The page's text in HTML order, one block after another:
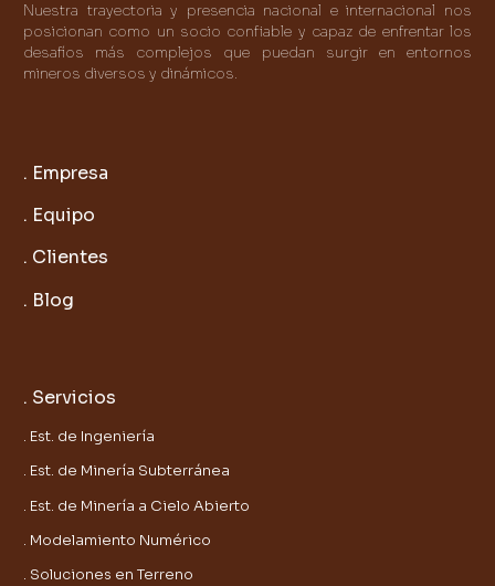
Nuestra trayectoria y presencia nacional e internacional nos
posicionan como un socio confiable y capaz de enfrentar los
desafíos más complejos que puedan surgir en entornos
mineros diversos y dinámicos.
. Empresa
. Equipo
. Clientes
. Blog
. Servicios
. Est. de Ingeniería
. Est. de Minería Subterránea
. Est. de Minería a Cielo Abierto
. Modelamiento Numérico
. Soluciones en Terreno